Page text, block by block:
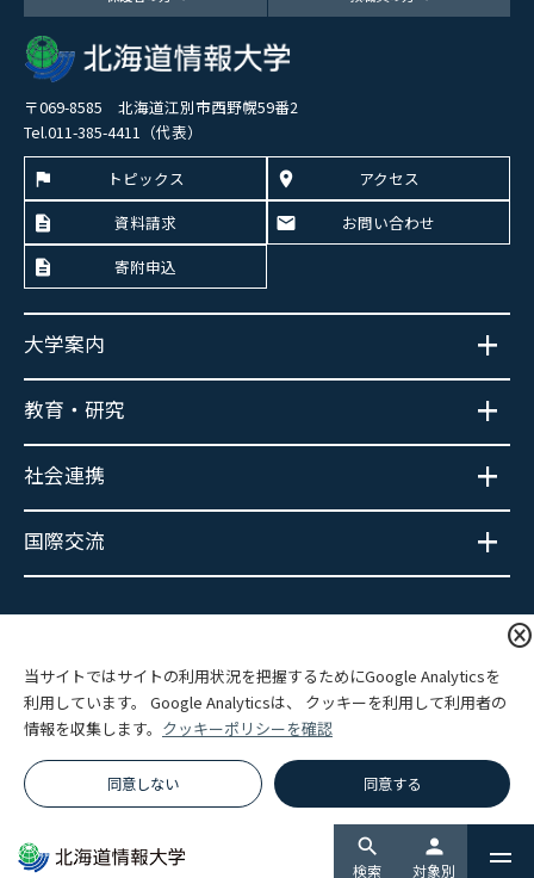
cancel
当サイトではサイトの利用状況を把握するためにGoogle Analyticsを
利用しています。 Google Analyticsは、 クッキーを利用して利用者の
情報を収集します。 クッキーポリシーを確認
同意しない 同意する
search
検索
person
対象別
〒069-8585 北海道江別市西野幌59番2
Tel.011-385-4411（代表）
トピックス
アクセス
資料請求
お問い合わせ
寄附申込
大学案内
教育・研究
社会連携
国際交流
プライバシーポリシー
関連リンク
サイトマップ
© Hokkaido Information University.